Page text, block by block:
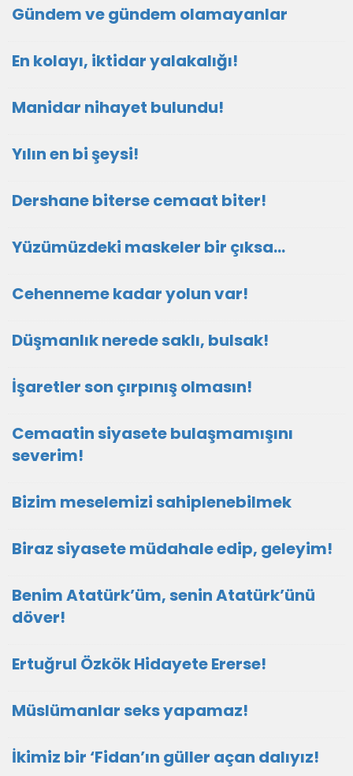
Gündem ve gündem olamayanlar
En kolayı, iktidar yalakalığı!
Manidar nihayet bulundu!
Yılın en bi şeysi!
Dershane biterse cemaat biter!
Yüzümüzdeki maskeler bir çıksa…
Cehenneme kadar yolun var!
Düşmanlık nerede saklı, bulsak!
İşaretler son çırpınış olmasın!
Cemaatin siyasete bulaşmamışını
severim!
Bizim meselemizi sahiplenebilmek
Biraz siyasete müdahale edip, geleyim!
Benim Atatürk’üm, senin Atatürk’ünü
döver!
Ertuğrul Özkök Hidayete Ererse!
Müslümanlar seks yapamaz!
İkimiz bir ‘Fidan’ın güller açan dalıyız!